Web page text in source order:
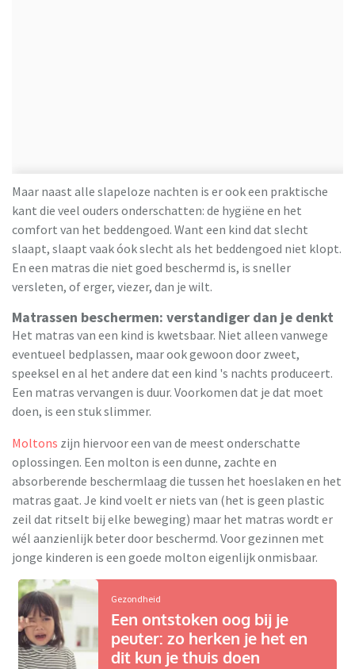
Maar naast alle slapeloze nachten is er ook een praktische
kant die veel ouders onderschatten: de hygiëne en het
comfort van het beddengoed. Want een kind dat slecht
slaapt, slaapt vaak óok slecht als het beddengoed niet klopt.
En een matras die niet goed beschermd is, is sneller
versleten, of erger, viezer, dan je wilt.
Matrassen beschermen: verstandiger dan je denkt
Het matras van een kind is kwetsbaar. Niet alleen vanwege
eventueel bedplassen, maar ook gewoon door zweet,
speeksel en al het andere dat een kind 's nachts produceert.
Een matras vervangen is duur. Voorkomen dat je dat moet
doen, is een stuk slimmer.
Moltons zijn hiervoor een van de meest onderschatte
oplossingen. Een molton is een dunne, zachte en
absorberende beschermlaag die tussen het hoeslaken en het
matras gaat. Je kind voelt er niets van (het is geen plastic
zeil dat ritselt bij elke beweging) maar het matras wordt er
wél aanzienlijk beter door beschermd. Voor gezinnen met
jonge kinderen is een goede molton eigenlijk onmisbaar.
Gezondheid
Een ontstoken oog bij je
peuter: zo herken je het en
dit kun je thuis doen